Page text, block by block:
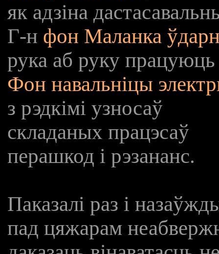
як адзіна
Г-н фон Маланка
рука аб руку працуюць
Фон навальніцы
з рэдкімі узносаў
складаных працэсаў
перашкод і рэзананс.
Паказалі раз і
пад цяжарам